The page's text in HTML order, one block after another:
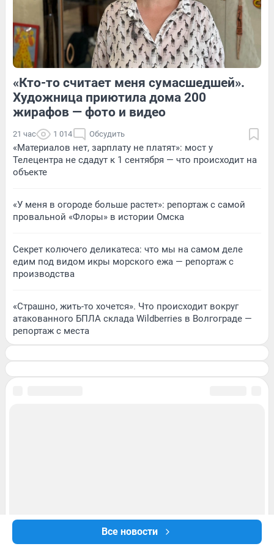
Все новости
Обсудить Обсудить
Обсудить
«Кто-то считает меня сумасшедшей».
Художница приютила дома 200
жирафов — фото и видео
21 час 1 014 Обсудить
«Материалов нет, зарплату не платят»: мост у
Телецентра не сдадут к 1 сентября — что происходит на
объекте
«У меня в огороде больше растет»: репортаж с самой
провальной «Флоры» в истории Омска
Секрет колючего деликатеса: что мы на самом деле
едим под видом икры морского ежа — репортаж с
производства
«Страшно, жить-то хочется». Что происходит вокруг
атакованного БПЛА склада Wildberries в Волгограде —
репортаж с места